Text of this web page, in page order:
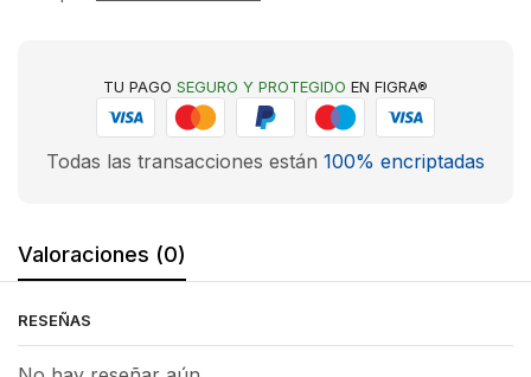
TU PAGO SEGURO Y PROTEGIDO EN FIGRA®
Todas las transacciones están 100% encriptadas
Valoraciones (0)
RESEÑAS